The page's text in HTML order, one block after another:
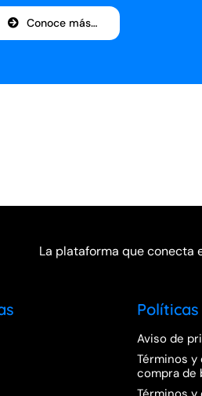
Conoce más…
La plataforma que conecta
Políticas
Aviso de
Términos
compra de